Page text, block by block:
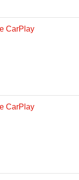
CarPlay
CarPlay